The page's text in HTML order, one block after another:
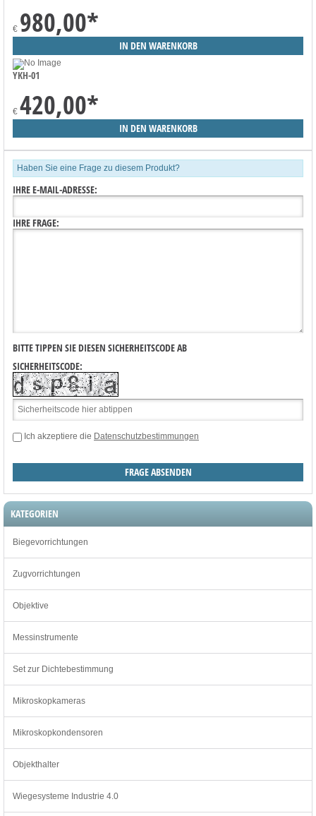
€ 980,00*
YKH-01
€ 420,00*
Haben Sie eine Frage zu diesem Produkt?
IHRE E-MAIL-ADRESSE:
IHRE FRAGE:
BITTE TIPPEN SIE DIESEN SICHERHEITSCODE AB
SICHERHEITSCODE:
Ich akzeptiere die Datenschutzbestimmungen
KATEGORIEN
Biegevorrichtungen
Zugvorrichtungen
Objektive
Messinstrumente
Set zur Dichtebestimmung
Mikroskopkameras
Mikroskopkondensoren
Objekthalter
Wiegesysteme Industrie 4.0